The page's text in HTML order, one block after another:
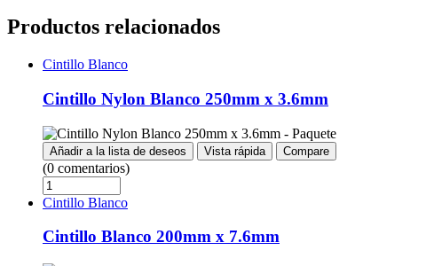
Productos relacionados
Cintillo Blanco
Cintillo Nylon Blanco 250mm x 3.6mm
Añadir a la lista de deseos Vista rápida Compare
(0 comentarios)
Cintillo Blanco
Cintillo Blanco 200mm x 7.6mm